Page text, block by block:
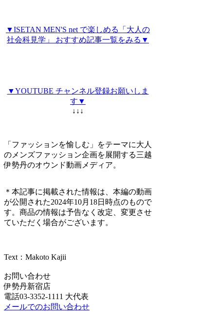
▼ISETAN MEN'S net で楽しめる「大人の
社会科見学」 おすすめ記事一覧をみる▼
▼YOUTUBE チャンネル登録お願いしま
す▼
↓↓↓
「ファッションを愉しむ」をテーマに大人
のメンズファッション企画を展開する三越
伊勢丹のオウンド動画メディア。
＊本記事に掲載された情報は、本編の動画
が公開された2024年10月18日時点のもので
す。商品の情報は予告なく改定、変更させ
ていただく場合がございます。
Text：Makoto Kajii
お問い合わせ
伊勢丹新宿店
電話03-3352-1111 大代表
メールでのお問い合わせ